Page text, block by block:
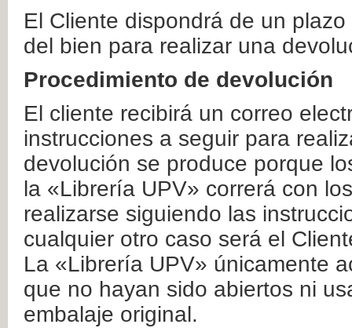
El Cliente dispondrá de un
del bien para realizar una
Procedimiento de devolución
El cliente recibirá un correo
instrucciones a seguir para
devolución se produce porque
la «Librería UPV» correrá con
realizarse siguiendo las
cualquier otro caso será el
La «Librería UPV» únicamente
que no hayan sido abiertos ni
embalaje original.